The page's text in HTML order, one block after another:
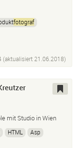
fotograf
(aktualisiert21.06.2018)
mit Studio in Wien
HTML
Asp